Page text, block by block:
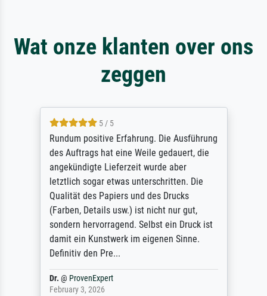
Wat onze klanten over ons
zeggen
5 / 5
Rundum positive Erfahrung. Die Ausführung
des Auftrags hat eine Weile gedauert, die
angekündigte Lieferzeit wurde aber
letztlich sogar etwas unterschritten. Die
Qualität des Papiers und des Drucks
(Farben, Details usw.) ist nicht nur gut,
sondern hervorragend. Selbst ein Druck ist
damit ein Kunstwerk im eigenen Sinne.
Definitiv den Pre...
Dr. @ ProvenExpert
February 3, 2026